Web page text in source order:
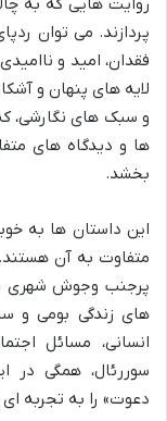
پردازند. می توان
فقدان، امید و
لایه های پنهان و
و سبک های نگارشی،
ها و دیدگاه های
بخشد.
این داستان ها به
متفاوت به آن
پرجنب وجوش شهری
های زندگی بومی و
انسانی، مسائل
سوررئال، همگی در
دعوت» را به تجربه